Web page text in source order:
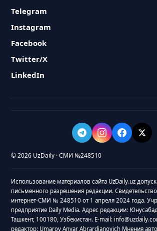
Telegram
Instagram
Facebook
Twitter/X
LinkedIn
© 2026 UzDaily · СМИ №248510
Использование материалов сайта UzDaily.uz
письменного разрешения редакции.
интернет-СМИ № 248510 от 1 апреля 2024 года.
предприятие Daily Media. Адрес редакции:
Ташкент, 100180, Узбекистан. E-mail:
редактор: Umarov Anvar Abrardjanovich Мнения